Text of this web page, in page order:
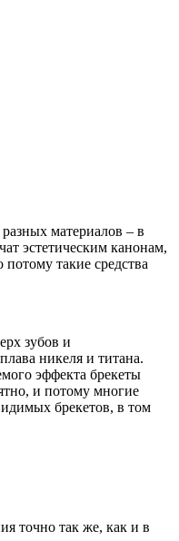
материалов – в
эстетическим канонам,
такие средства
зубов и
никеля и титана.
эффекта брекеты
и потому многие
брекетов, в том
точно так же, как и в